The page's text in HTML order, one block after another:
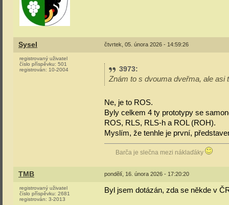
Sysel čtvrtek, 05. února 2026 - 14:59:26
registrovaný uživatel
číslo příspěvku: 501
registrován: 10-2004 3973:
Znám to s dvouma dveřma, ale asi
Ne, je to ROS.
Byly celkem 4 ty prototypy se
ROS, RLS, RLS-h a ROL (ROH).
Myslím, že tenhle je první,
Barča je slečna mezi náklaďáky
TMB pondělí, 16. února 2026 - 17:20:20
registrovaný uživatel
číslo příspěvku: 2681
registrován: 3-2013
Byl jsem dotázán, zda se někde v